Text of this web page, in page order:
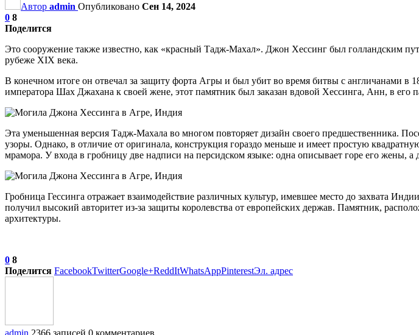
Автор admin Опубликовано Сен 14, 2024
0 8
Поделится
Это сооружение также известно, как «красный Тадж-Махал». Джон Хессинг был голландским
рубеже XIX века.
В конечном итоге он отвечал за защиту форта Агры и был убит во время битвы с англичанами
императора Шах Джахана к своей жене, этот памятник был заказан вдовой Хессинга, Анн, в его
Эта уменьшенная версия Тадж-Махала во многом повторяет дизайн своего предшественника.
узоры. Однако, в отличие от оригинала, конструкция гораздо меньше и имеет простую
мрамора. У входа в гробницу две надписи на персидском языке: одна описывает горе его жены, а
Гробница Гессинга отражает взаимодействие различных культур, имевшее место до захвата
получил высокий авторитет из-за защиты королевства от европейских держав. Памятник,
архитектуры.
0 8
Поделится FacebookTwitterGoogle+ReddItWhatsAppPinterestЭл. адрес
admin 2366 записей 0 комментариев